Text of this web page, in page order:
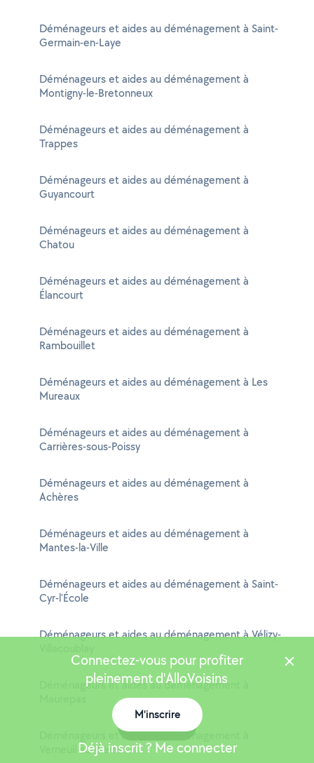
Déménageurs et aides au déménagement à Saint-
Germain-en-Laye
Déménageurs et aides au déménagement à
Montigny-le-Bretonneux
Déménageurs et aides au déménagement à
Trappes
Déménageurs et aides au déménagement à
Guyancourt
Déménageurs et aides au déménagement à
Chatou
Déménageurs et aides au déménagement à
Élancourt
Déménageurs et aides au déménagement à
Rambouillet
Déménageurs et aides au déménagement à Les
Mureaux
Déménageurs et aides au déménagement à
Carrières-sous-Poissy
Déménageurs et aides au déménagement à
Achères
Déménageurs et aides au déménagement à
Mantes-la-Ville
Déménageurs et aides au déménagement à Saint-
Cyr-l'École
Déménageurs et aides au déménagement à Vélizy-
Déménageurs et aides au déménagement à
Déménageurs et aides au déménagement à
Verneuil-sur-Seine
Connectez-vous pour profiter
pleinement d'AlloVoisins
M'inscrire
Déjà inscrit ? Me connecter